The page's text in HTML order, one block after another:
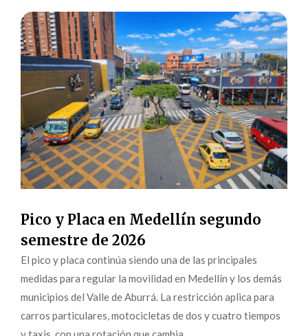
Pico y Placa en Medellín segundo
semestre de 2026
El pico y placa continúa siendo una de las principales
medidas para regular la movilidad en Medellín y los demás
municipios del Valle de Aburrá. La restricción aplica para
carros particulares, motocicletas de dos y cuatro tiempos